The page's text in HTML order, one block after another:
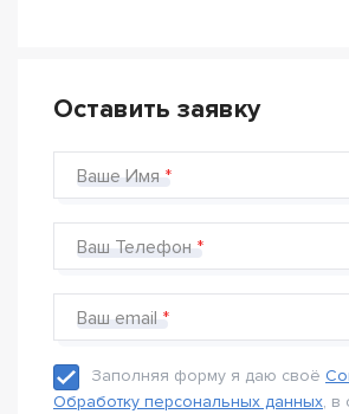
Оставить заявку
Ваше Имя
Ваш Телефон
Ваш email
Заполняя форму я даю своё
Обработку персональных данных, в